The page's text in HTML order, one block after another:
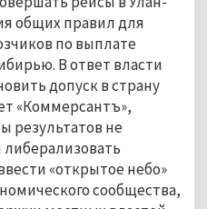
общих правил для
по выплате
В ответ власти
допуск в страну
«Коммерсантъ»,
результатов не
«открытое небо»
сообщества,